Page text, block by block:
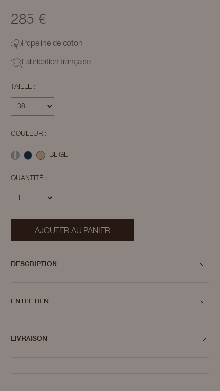
285 €
Popeline de coton
Fabrication française
TAILLE :
COULEUR :
BEIGE
QUANTITÉ :
AJOUTER AU PANIER
DESCRIPTION
ENTRETIEN
LIVRAISON